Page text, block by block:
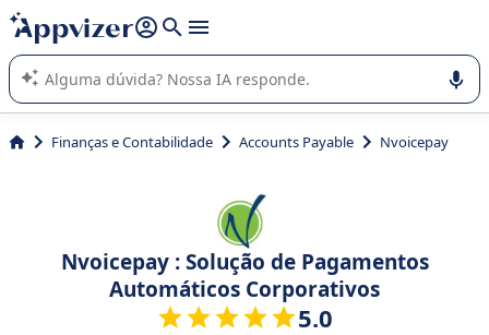
de nossa IA (várias linhas com
A IA do Appvizer o orienta no uso ou na seleção de software
SaaS para sua empresa.
Finanças e Contabilidade Accounts Payable Nvoicepay
Nvoicepay : Solução de Pagamentos
Automáticos Corporativos
5.0